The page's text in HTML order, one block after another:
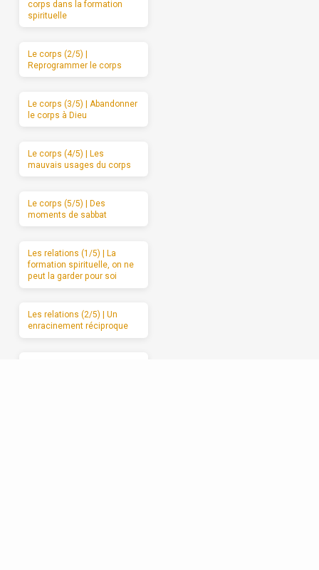
corps dans la formation
spirituelle
Le corps (2/5) |
Reprogrammer le corps
Le corps (3/5) | Abandonner
le corps à Dieu
Le corps (4/5) | Les
mauvais usages du corps
Le corps (5/5) | Des
moments de sabbat
Les relations (1/5) | La
formation spirituelle, on ne
peut la garder pour soi
Les relations (2/5) | Un
enracinement réciproque